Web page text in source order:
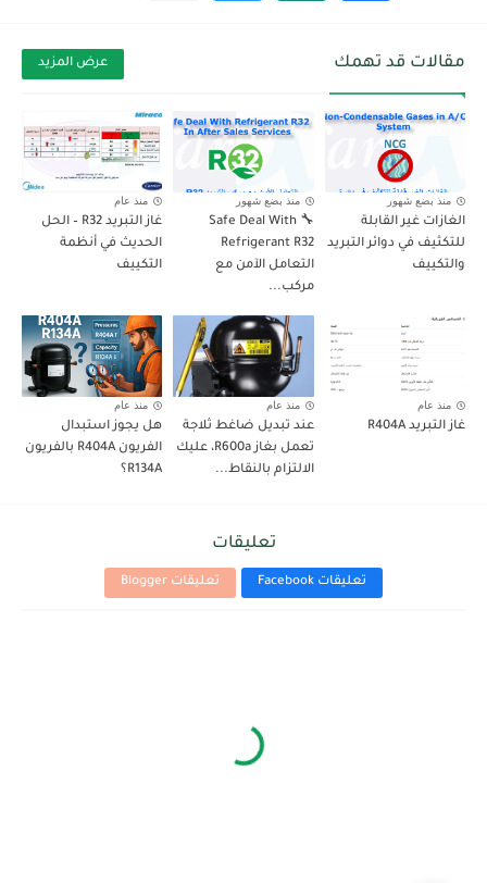
مقالات قد تهمك عرض المزيد
منذ بضع شهور
الغازات غير القابلة
للتكثيف في دوائر التبريد
والتكييف
منذ بضع شهور
🔧 Safe Deal With
Refrigerant R32
التعامل الآمن مع
مركب...
منذ عام
غاز التبريد R32 – الحل
الحديث في أنظمة
التكييف
منذ عام
غاز التبريد R404A
منذ عام
عند تبديل ضاغط ثلاجة
تعمل بغاز R600a، عليك
الالتزام بالنقاط...
منذ عام
هل يجوز استبدال
الفريون R404A بالفريون
R134A؟
تعليقات
تعليقات Facebook تعليقات Blogger